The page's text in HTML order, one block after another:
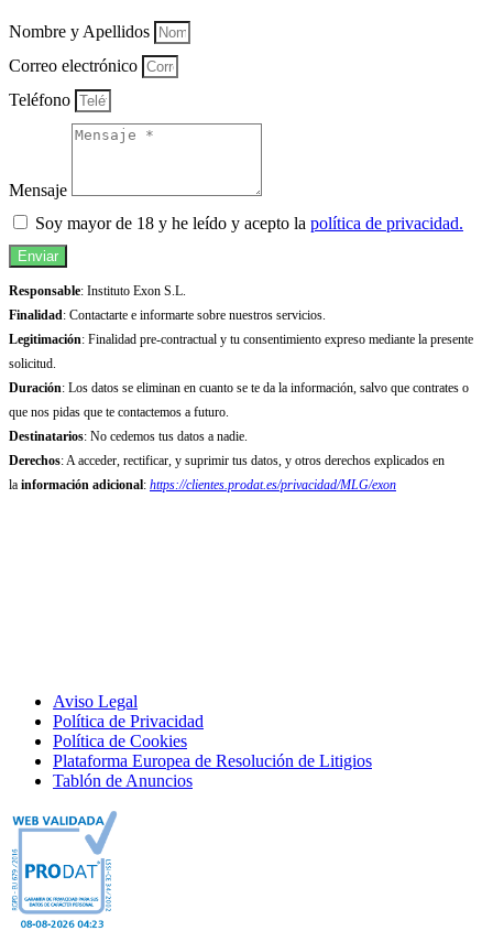
Nombre y Apellidos
Correo electrónico
Teléfono
Mensaje
Soy mayor de 18 y he leído y acepto la política de privacidad.
Enviar
Responsable: Instituto Exon S.L.
Finalidad: Contactarte e informarte sobre nuestros servicios.
Legitimación: Finalidad pre-contractual y tu consentimiento expreso mediante la presente
solicitud.
Duración: Los datos se eliminan en cuanto se te da la información, salvo que contrates o
que nos pidas que te contactemos a futuro.
Destinatarios: No cedemos tus datos a nadie.
Derechos: A acceder, rectificar, y suprimir tus datos, y otros derechos explicados en
la información adicional: https://clientes.prodat.es/privacidad/MLG/exon
Aviso Legal
Política de Privacidad
Política de Cookies
Plataforma Europea de Resolución de Litigios
Tablón de Anuncios